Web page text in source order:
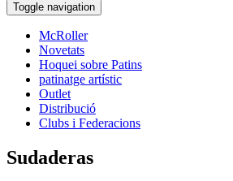
Toggle navigation
McRoller
Novetats
Hoquei sobre Patins
patinatge artístic
Outlet
Distribució
Clubs i Federacions
Sudaderas